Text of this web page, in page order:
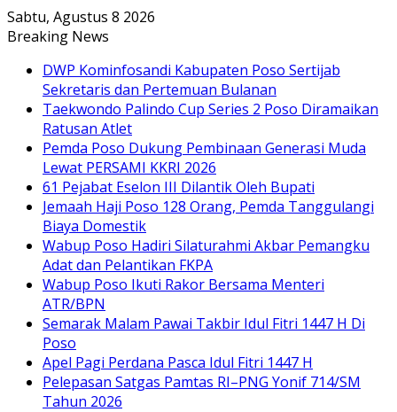
Sabtu, Agustus 8 2026
Breaking News
DWP Kominfosandi Kabupaten Poso Sertijab
Sekretaris dan Pertemuan Bulanan
Taekwondo Palindo Cup Series 2 Poso Diramaikan
Ratusan Atlet
Pemda Poso Dukung Pembinaan Generasi Muda
Lewat PERSAMI KKRI 2026
61 Pejabat Eselon III Dilantik Oleh Bupati
Jemaah Haji Poso 128 Orang, Pemda Tanggulangi
Biaya Domestik
Wabup Poso Hadiri Silaturahmi Akbar Pemangku
Adat dan Pelantikan FKPA
Wabup Poso Ikuti Rakor Bersama Menteri
ATR/BPN
Semarak Malam Pawai Takbir Idul Fitri 1447 H Di
Poso
Apel Pagi Perdana Pasca Idul Fitri 1447 H
Pelepasan Satgas Pamtas RI–PNG Yonif 714/SM
Tahun 2026